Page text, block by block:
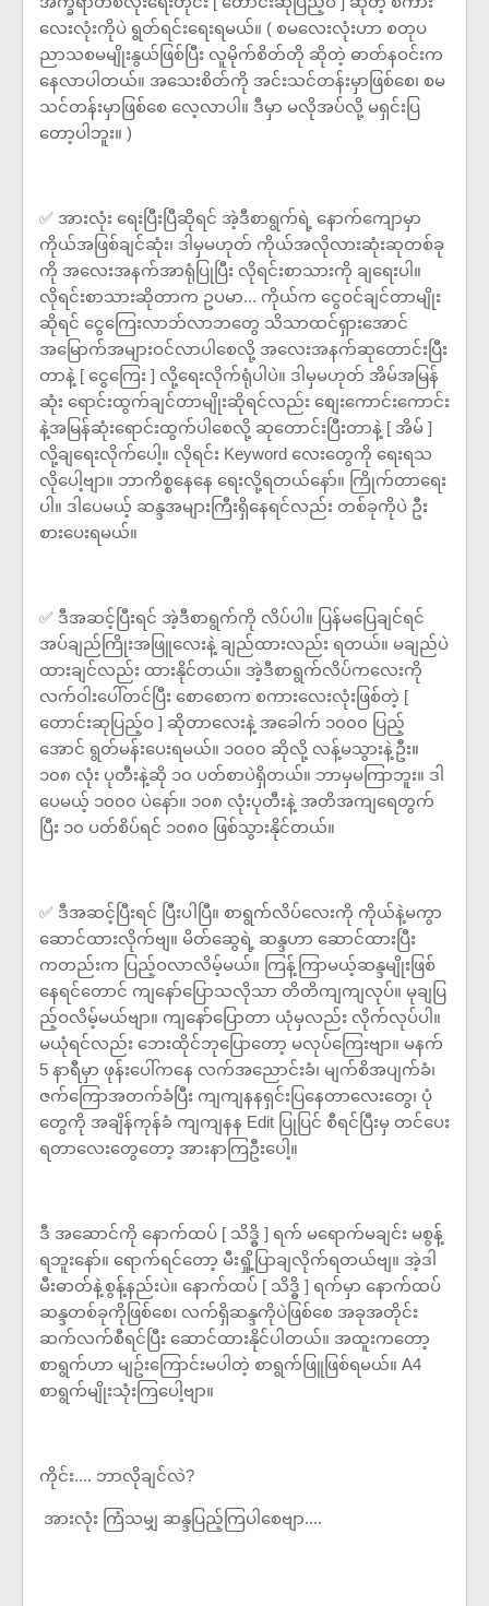
လေးလုံးကိုပဲ ရွတ်ရင်းရေးရမယ်။ ( စမလေးလုံးဟာ စတုပ
ညာသစမမျိုးနွယ်ဖြစ်ပြီး လူမိုက်စိတ်တို ဆိုတဲ့ ဓာတ်နဝင်းက
နေလာပါတယ်။ အသေးစိတ်ကို အင်းသင်တန်းမှာဖြစ်စေ၊ စမ
သင်တန်းမှာဖြစ်စေ လေ့လာပါ။ ဒီမှာ မလိုအပ်လို့ မရှင်းပြ
တော့ပါဘူး။ )
✅ အားလုံး ရေးပြီးပြီဆိုရင် အဲ့ဒီစာရွက်ရဲ့ နောက်ကျောမှာ
ကိုယ်အဖြစ်ချင်ဆုံး၊ ဒါမှမဟုတ် ကိုယ်အလိုလားဆုံးဆုတစ်ခု
ကို အလေးအနက်အာရုံပြုပြီး လိုရင်းစာသားကို ချရေးပါ။
လိုရင်းစာသားဆိုတာက ဥပမာ... ကိုယ်က ငွေဝင်ချင်တာမျိုး
ဆိုရင် ငွေကြေးလာဘ်လာဘတွေ သိသာထင်ရှားအောင်
အမြောက်အများဝင်လာပါစေလို့ အလေးအနက်ဆုတောင်းပြီး
တာနဲ့ [ ငွေကြေး ] လို့ရေးလိုက်ရုံပါပဲ။ ဒါမှမဟုတ် အိမ်အမြန်
ဆုံး ရောင်းထွက်ချင်တာမျိုးဆိုရင်လည်း စျေးကောင်းကောင်း
နဲ့အမြန်ဆုံးရောင်းထွက်ပါစေလို့ ဆုတောင်းပြီးတာနဲ့ [ အိမ် ]
လို့ချရေးလိုက်ပေါ့။ လိုရင်း Keyword လေးတွေကို ရေးရသ
လိုပေါ့ဗျာ။ ဘာကိစ္စနေနေ ရေးလို့ရတယ်နော်။ ကြိုက်တာရေး
ပါ။ ဒါပေမယ့် ဆန္ဒအများကြီးရှိနေရင်လည်း တစ်ခုကိုပဲ ဦး
စားပေးရမယ်။
✅ ဒီအဆင့်ပြီးရင် အဲ့ဒီစာရွက်ကို လိပ်ပါ။ ပြန်မပြေချင်ရင်
အပ်ချည်ကြိုးအဖြူလေးနဲ့ ချည်ထားလည်း ရတယ်။ မချည်ပဲ
ထားချင်လည်း ထားနိုင်တယ်။ အဲ့ဒီစာရွက်လိပ်ကလေးကို
လက်ဝါးပေါ်တင်ပြီး စောစောက စကားလေးလုံးဖြစ်တဲ့ [
တောင်းဆုပြည့်ဝ ] ဆိုတာလေးနဲ့ အခေါက် ၁၀၀၀ ပြည့်
အောင် ရွတ်မန်းပေးရမယ်။ ၁၀၀၀ ဆိုလို့ လန့်မသွားနဲ့ဦး။
၁၀၈ လုံး ပုတီးနဲ့ဆို ၁၀ ပတ်စာပဲရှိတယ်။ ဘာမှမကြာဘူး။ ဒါ
ပေမယ့် ၁၀၀၀ ပဲနော်။ ၁၀၈ လုံးပုတီးနဲ့ အတိအကျရေတွက်
ပြီး ၁၀ ပတ်စိပ်ရင် ၁၀၈၀ ဖြစ်သွားနိုင်တယ်။
✅ ဒီအဆင့်ပြီးရင် ပြီးပါပြီ။ စာရွက်လိပ်လေးကို ကိုယ်နဲ့မကွာ
ဆောင်ထားလိုက်ဗျ။ မိတ်ဆွေရဲ့ ဆန္ဒဟာ ဆောင်ထားပြီး
ကတည်းက ပြည့်ဝလာလိမ့်မယ်။ ကြန့်ကြာမယ့်ဆန္ဒမျိုးဖြစ်
နေရင်တောင် ကျနော်ပြောသလိုသာ တိတိကျကျလုပ်။ မုချပြ
ည့်ဝလိမ့်မယ်ဗျာ။ ကျနော်ပြောတာ ယုံမှလည်း လိုက်လုပ်ပါ။
မယုံရင်လည်း ဘေးထိုင်ဘုပြောတော့ မလုပ်ကြေးဗျာ။ မနက်
5 နာရီမှာ ဖုန်းပေါ်ကနေ လက်အညောင်းခံ၊ မျက်စိအပျက်ခံ၊
ဇက်ကြောအတက်ခံပြီး ကျကျနနရှင်းပြနေတာလေးတွေ၊ ပုံ
တွေကို အချိန်ကုန်ခံ ကျကျနန Edit ပြုပြင် စီရင်ပြီးမှ တင်ပေး
ရတာလေးတွေတော့ အားနာကြဦးပေါ့။
ဒီ အဆောင်ကို နောက်ထပ် [ သိဒ္ဓိ ] ရက် မရောက်မချင်း မစွန့်
ရဘူးနော်။ ရောက်ရင်တော့ မီးရှို့ပြာချလိုက်ရတယ်ဗျ။ အဲ့ဒါ
မီးဓာတ်နဲ့စွန့်နည်းပဲ။ နောက်ထပ် [ သိဒ္ဓိ ] ရက်မှာ နောက်ထပ်
ဆန္ဒတစ်ခုကိုဖြစ်စေ၊ လက်ရှိဆန္ဒကိုပဲဖြစ်စေ အခုအတိုင်း
ဆက်လက်စီရင်ပြီး ဆောင်ထားနိုင်ပါတယ်။ အထူးကတော့
စာရွက်ဟာ မျဥ်းကြောင်းမပါတဲ့ စာရွက်ဖြူဖြစ်ရမယ်။ A4
စာရွက်မျိုးသုံးကြပေါ့ဗျာ။
ကိုင်း.... ဘာလိုချင်လဲ?
အားလုံး ကြံသမျှ ဆန္ဒပြည့်ကြပါစေဗျာ....